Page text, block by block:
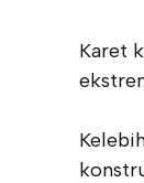
Karet